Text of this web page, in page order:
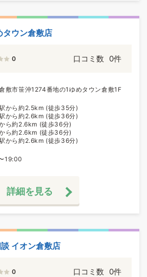
タウン倉敷店
0 口コミ数 0件
敷市笹沖1274番地の1ゆめタウン倉敷1F
から約2.5km (徒歩35分)
から約2.6km (徒歩36分)
ら約2.6km (徒歩36分)
ら約2.6km (徒歩36分)
から約2.6km (徒歩36分)
19:00
詳細を見る
イオン倉敷店
0 口コミ数 0件